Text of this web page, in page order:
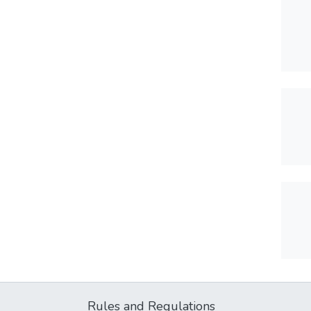
Rules and Regulations